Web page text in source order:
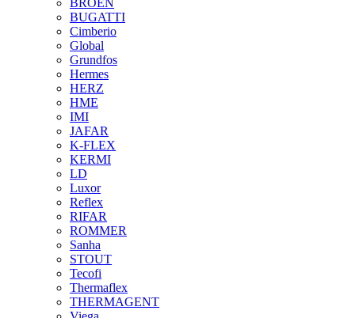
BUGATTI
Cimberio
Global
Grundfos
Hermes
HERZ
HME
IMI
JAFAR
K-FLEX
KERMI
LD
Luxor
Reflex
RIFAR
ROMMER
Sanha
STOUT
Tecofi
Thermaflex
THERMAGENT